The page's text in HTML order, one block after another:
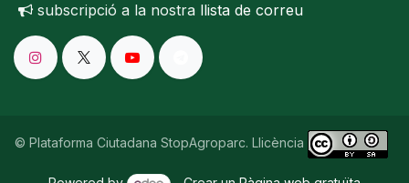
subscripció a la nostra llista de correu
© Plataforma Ciutadana StopAgroparc. Llicència